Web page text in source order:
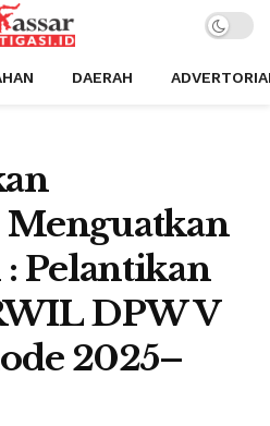
DAERAH
Pelantikan
DPW V
2025–